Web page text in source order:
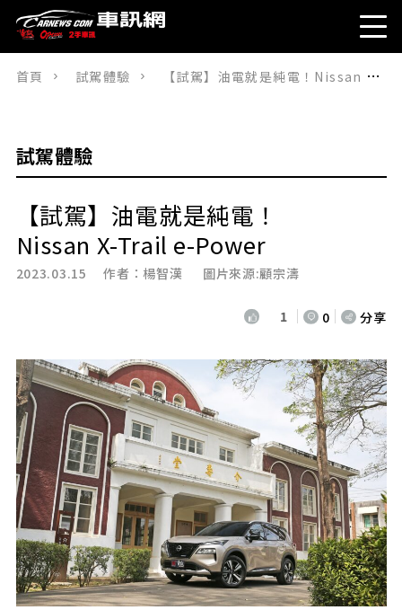
首頁 試駕體驗 【試駕】油電就是純電！Nissan X-Trail e-Power
試駕體驗
【試駕】油電就是純電！
Nissan X-Trail e-Power
2023.03.15 作者：楊智漢 圖片來源:顧宗濤
1 0 分享